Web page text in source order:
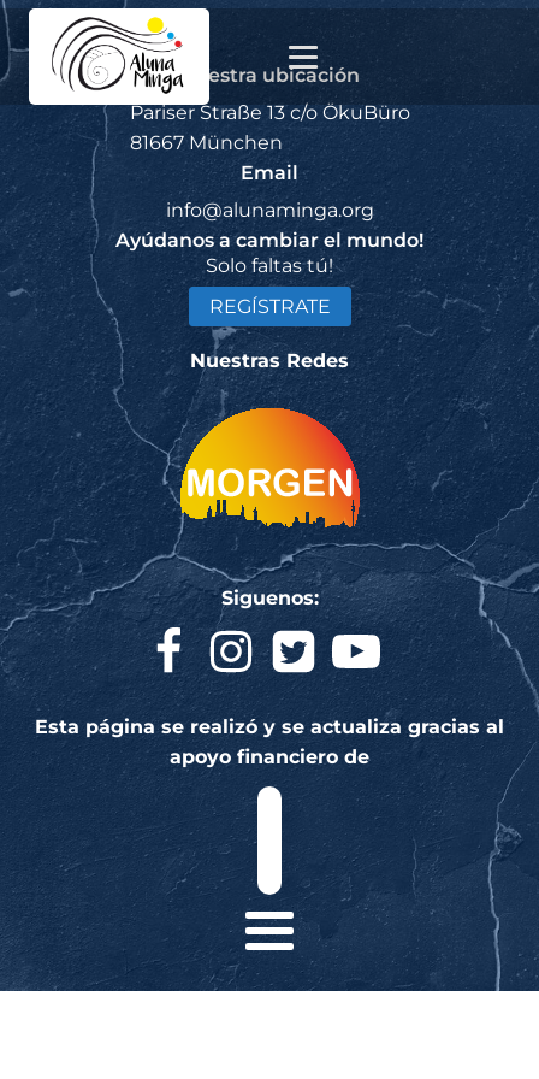
Nuestra ubicación
Pariser Straße 13 c/o ÖkuBüro
81667 München
Email
info@alunaminga.org
Ayúdanos a cambiar el mundo!
Solo faltas tú!
REGÍSTRATE
Nuestras Redes
Siguenos:
Esta página se realizó y se actualiza gracias al
apoyo financiero de